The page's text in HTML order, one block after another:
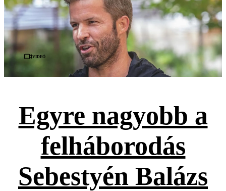
Videó
Egyre nagyobb a
felháborodás
Sebestyén Balázs